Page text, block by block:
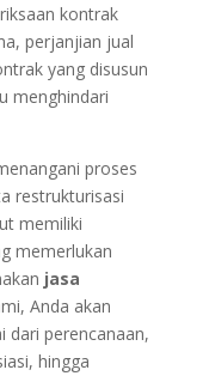
kontrak
perjanjian jual
yang disusun
menghindari
proses
restrukturisasi
memiliki
memerlukan
jasa
Anda akan
dari perencanaan,
hingga